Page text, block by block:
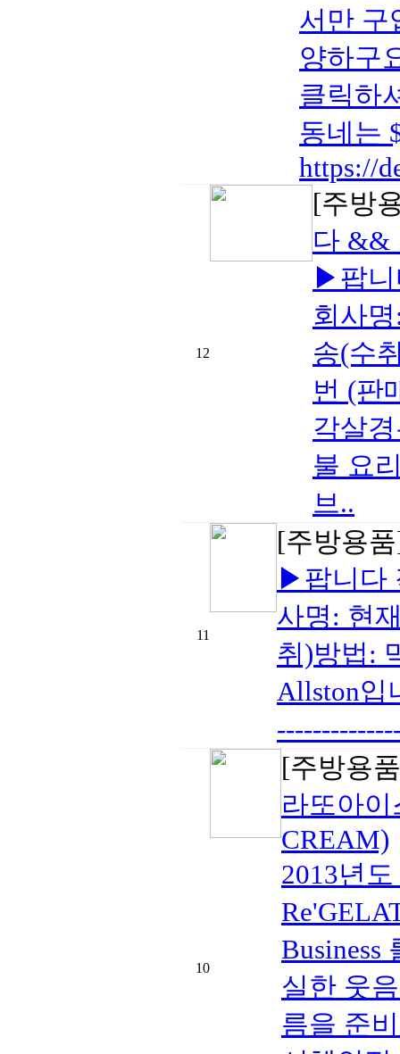
서만 구
양하구
클릭하
동네는
https://
12
[주방
다 &&
▶팝니
회사
송(수
번 (판
각살
불 요
브..
11
[주방용
▶팝니다
사명: 현
취)방법:
Allston입
10
[주방용
라또아이
CREAM)
2013년
Business
실한 웃
름을 준